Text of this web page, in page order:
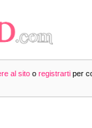
al sito o registrarti per